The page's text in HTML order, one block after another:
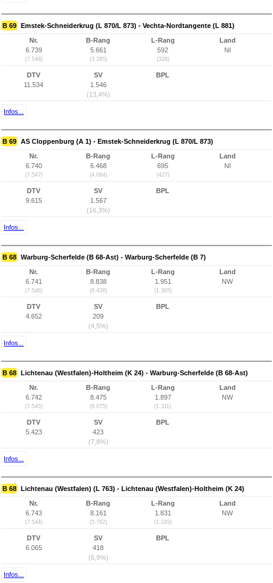
B 69 Emstek-Schneiderkrug (L 870/L 873) - Vechta-Nordtangente (L 881)
Nr.
6.739
(7.548)
B-Rang
5.661
(3.285)
L-Rang
592
(326)
Land
NI
DTV
11.534
SV
1.546
(13,4%)
BPL
Infos...
B 69 AS Cloppenburg (A 1) - Emstek-Schneiderkrug (L 870/L 873)
Nr.
6.740
(7.547)
B-Rang
6.468
(4.084)
L-Rang
695
(427)
Land
NI
DTV
9.615
SV
1.567
(16,3%)
BPL
Infos...
B 68 Warburg-Scherfelde (B 68-Ast) - Warburg-Scherfelde (B 7)
Nr.
6.741
(7.546)
B-Rang
8.838
(6.438)
L-Rang
1.951
(1.365)
Land
NW
DTV
4.652
SV
209
(4,5%)
BPL
Infos...
B 68 Lichtenau (Westfalen)-Holtheim (K 24) - Warburg-Scherfelde (B 68-Ast)
Nr.
6.742
(7.545)
B-Rang
8.475
(6.075)
L-Rang
1.897
(1.311)
Land
NW
DTV
5.423
SV
423
(7,8%)
BPL
Infos...
B 68 Lichtenau (Westfalen) (L 763) - Lichtenau (Westfalen)-Holtheim (K 24)
Nr.
6.743
(7.544)
B-Rang
8.161
(5.762)
L-Rang
1.831
(1.245)
Land
NW
DTV
6.065
SV
418
(6,9%)
BPL
Infos...